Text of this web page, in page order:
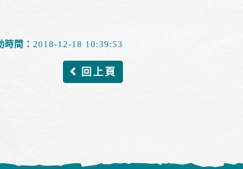
時間： 2018-12-18 10:39:53
回上頁